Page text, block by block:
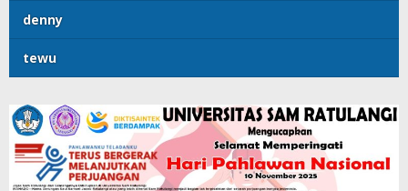
denny
tewu